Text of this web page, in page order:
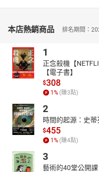
本店熱銷商品 排名期間：
1
正念殺機【
【電子書】
$308
1 % (賺3點)
2
時間的起源：史蒂
$455
1 % (賺4點)
3
藝術的40堂公開